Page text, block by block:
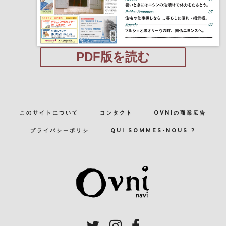
PDF版を読む
このサイトについて コンタクト OVNIの商業広告
プライバシーポリシ QUI SOMMES-NOUS ?